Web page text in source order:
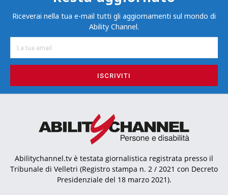
Riceverai nella tua e-mail tutti gli aggiornamenti sul mondo di
Ability Channel.
ISCRIVITI
Abilitychannel.tv è testata giornalistica registrata presso il
Tribunale di Velletri (Registro stampa n. 2 / 2021 con Decreto
Presidenziale del 18 marzo 2021).